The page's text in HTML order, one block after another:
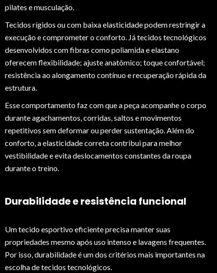
pilates e musculação.
Tecidos rígidos ou com baixa elasticidade podem restringir a
execução e comprometer o conforto. Já tecidos tecnológicos
desenvolvidos com fibras como poliamida e elastano
oferecem flexibilidade; ajuste anatômico; toque confortável;
resistência ao alongamento contínuo e recuperação rápida da
estrutura.
Esse comportamento faz com que a peça acompanhe o corpo
durante agachamentos, corridas, saltos e movimentos
repetitivos sem deformar ou perder sustentação. Além do
conforto, a elasticidade correta contribui para melhor
vestibilidade e evita deslocamentos constantes da roupa
durante o treino.
Durabilidade e resistência funcional
Um tecido esportivo eficiente precisa manter suas
propriedades mesmo após uso intenso e lavagens frequentes.
Por isso, durabilidade é um dos critérios mais importantes na
escolha de tecidos tecnológicos.